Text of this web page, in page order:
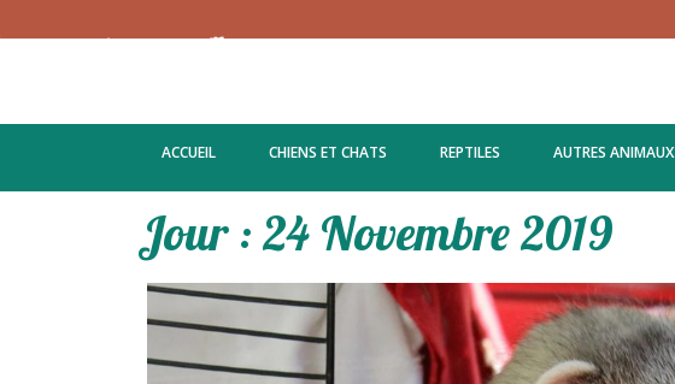
ACCUEIL CHIENS ET CHATS REPTILES AUTRES ANIMAUX
Jour : 24 Novembre 2019